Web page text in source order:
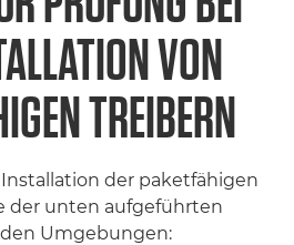
VON
TREIBERN
der paketfähigen
der unten aufgeführten
Umgebungen: